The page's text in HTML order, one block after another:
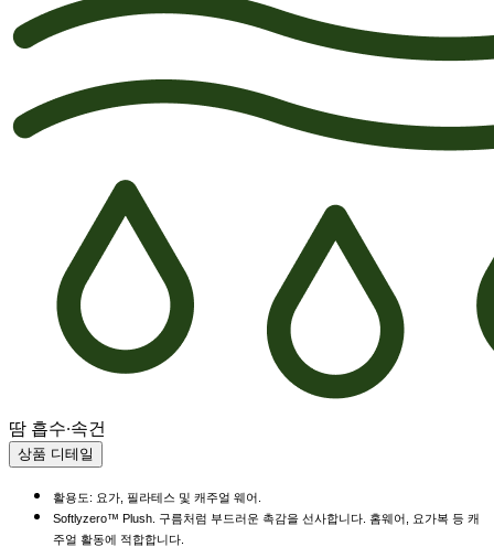
땀 흡수·속건
상품 디테일
활용도: 요가, 필라테스 및 캐주얼 웨어.
Softlyzero™ Plush. 구름처럼 부드러운 촉감을 선사합니다. 홈웨어, 요가복 등 캐
주얼 활동에 적합합니다.